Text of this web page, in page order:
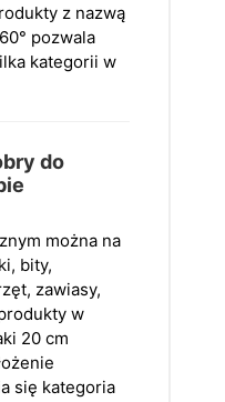
z nazwą
pozwala
kategorii w
do
można na
bity,
zawiasy,
w
20 cm
się kategoria